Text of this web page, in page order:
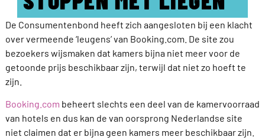
De Consumentenbond heeft zich aangesloten bij een klacht
over vermeende ‘leugens’ van Booking.com. De site zou
bezoekers wijsmaken dat kamers bijna niet meer voor de
getoonde prijs beschikbaar zijn, terwijl dat niet zo hoeft te
zijn.
Booking.com beheert slechts een deel van de kamervoorraad
van hotels en dus kan de van oorsprong Nederlandse site
niet claimen dat er bijna geen kamers meer beschikbaar zijn.